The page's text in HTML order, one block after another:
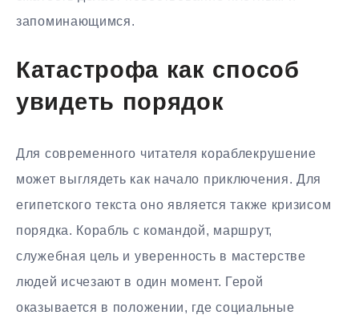
запоминающимся.
Катастрофа как способ
увидеть порядок
Для современного читателя кораблекрушение
может выглядеть как начало приключения. Для
египетского текста оно является также кризисом
порядка. Корабль с командой, маршрут,
служебная цель и уверенность в мастерстве
людей исчезают в один момент. Герой
оказывается в положении, где социальные